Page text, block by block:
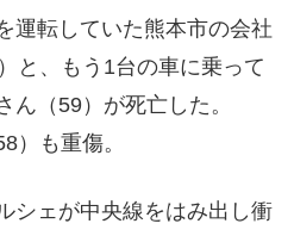
運転していた熊本市の会社
と、もう1台の車に乗って
ん（59）が死亡した。
）も重傷。
シェが中央線をはみ出し衝